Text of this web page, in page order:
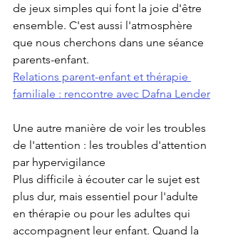
de jeux simples qui font la joie d'être
ensemble. C'est aussi l'atmosphère
que nous cherchons dans une séance
parents-enfant.
Relations parent-enfant et thérapie
familiale : rencontre avec Dafna Lender
Une autre manière de voir les troubles
de l'attention : les troubles d'attention
par hypervigilance
Plus difficile à écouter car le sujet est
plus dur, mais essentiel pour l'adulte
en thérapie ou pour les adultes qui
accompagnent leur enfant. Quand la